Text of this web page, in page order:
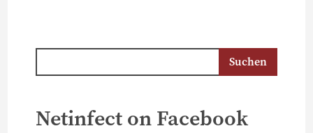
Netinfect on Facebook